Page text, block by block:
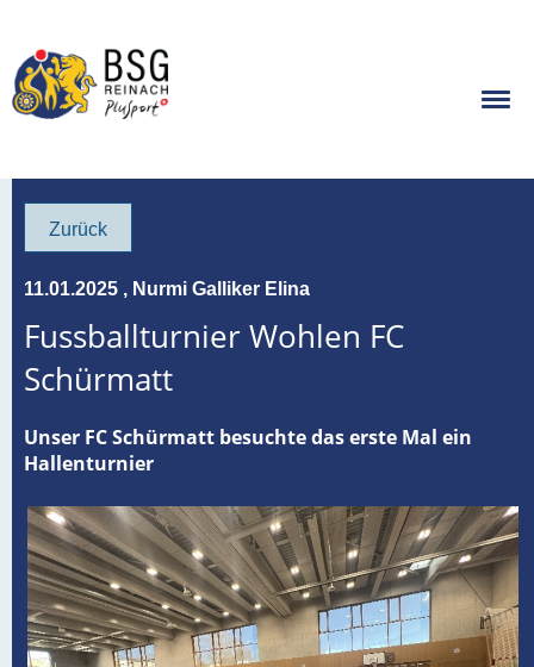
Zurück
11.01.2025 , Nurmi Galliker Elina
Fussballturnier Wohlen FC
Schürmatt
Unser FC Schürmatt besuchte das erste Mal ein
Hallenturnier